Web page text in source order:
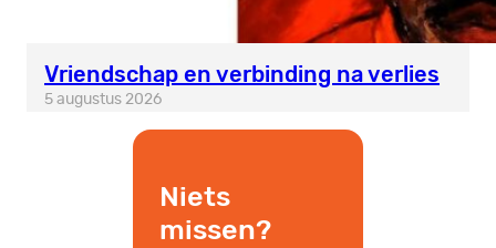
Vriendschap en verbinding na verlies
5 augustus 2026
Niets
missen?